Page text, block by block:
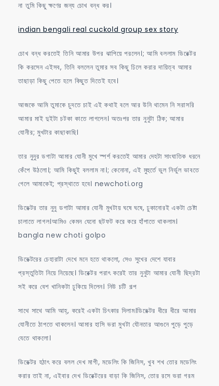
না তুমি কিছু ক্ষণের জন্য চোখ বন্ধ কর।
indian bengali real cuckold group sex story
চোখ বন্ধ করতেই তিনি আমার উপর ঝাপিয়ে পরলেন।; আমি বললাম ডিরেক্টর
কি করসেন এইসব, তিনি বললেন তুমার সব কিছু ঢিলে করার দায়িত্ব আমার
তাছাড়া কিছু পেতে হলে কিছুত দিতেই হবে।
আজকে আমি তুমাকে চুদতে চাই এই কথাই বলে আর উনি থামেন নি সরাসরি
আমার মাই দুইটা চটকা কাতে লাগলেন। অতঃপর তার নুনুটা ঠিক; আমার
যোনীর; মুখটার কাছাকাছি।
তার নুনুর ডগাটা আমার যোনী মুখে স্পর্শ করতেই আমার দেহটা সাংঘাতিক ধরনে
কেঁপে উঠলো।; আমি কিছুই বললাম না।; কেনোনা, এই মুহুর্তে ভুল নির্ভুল ভাবতে
গেলে আমাকেই; প্রস্থাতে হবে। newchoti.org
ডিরেক্টর তার নুনু ডগাটা আমার যোনী মুখটায় ঘষে ঘষে, ঢুকানোরই একটা চেষ্টা
চালাতে লাগল।আমিও কেমন যেনো ছটফট করে করে হাঁপাতে থাকলাম।
bangla new choti golpo
ডিরেক্টরের চেহারাটা দেখে মনে হতে থাকলো, সেও সুখের দেশে যাবার
প্রস্তুতিটা নিয়ে নিয়েছে। ডিরেক্টর পরাৎ করেই তার নুনুটা আমার যোনী ছিদ্রটা
সই করে বেশ খানিকটা ঢুকিয়ে দিলেন। নিউ চটি গল্প
সাথে সাথে আমি আহ্, করেই একটা চিৎকার দিলাম।ডিরেক্টর ধীরে ধীরে আমার
যোনীতে ঠাপতে থাকলেন। আমার হাসি ভরা মুখটা যৌনতার আগুনে পুড়ে পুড়ে
যেতে থাকলো।
ডিরেক্টর হঠাৎ করে বলল দেখ মাগী, মডেলিং কি জিনিস, খুব শখ তোর মডেলিং
করার তাই না, এইবার দেখ ডিরেক্টরের বাড়া কি জিনিস, তোর রসে ভরা গরম